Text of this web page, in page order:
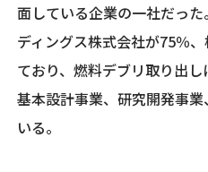
面している企業の一社だっ
ディングス株式会社が75％
ており、燃料デブリ取り出
基本設計事業、研究開発事
いる。